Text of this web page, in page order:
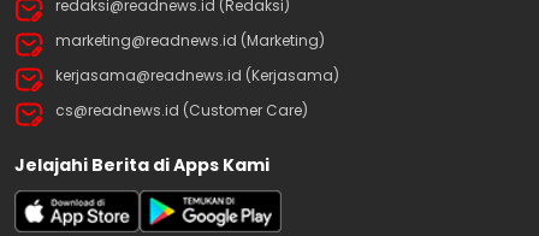
redaksi@readnews.id (Redaksi)
marketing@readnews.id (Marketing)
kerjasama@readnews.id (Kerjasama)
cs@readnews.id (Customer Care)
Jelajahi Berita di Apps Kami